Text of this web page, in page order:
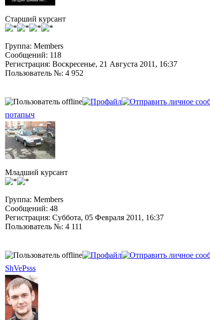
Старший курсант
Группа: Members
Сообщений: 118
Регистрация: Воскресенье, 21 Августа 2011, 16:37
Пользователь №: 4 952
потапыч
Младший курсант
Группа: Members
Сообщений: 48
Регистрация: Суббота, 05 Февраля 2011, 16:37
Пользователь №: 4 111
ShVePsss